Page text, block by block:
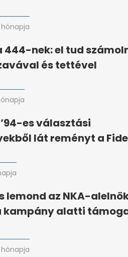
444-nek: el tud
és tettével
es választási
lát reményt a
lemond az NKA-
kampány alatti